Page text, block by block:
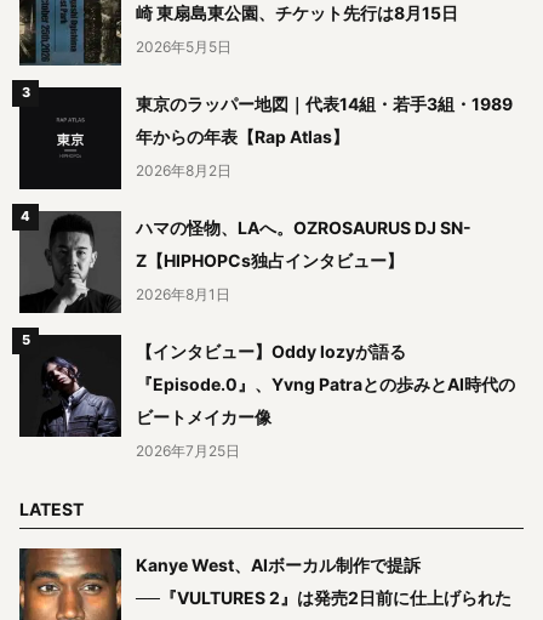
崎 東扇島東公園、チケット先行は8月15日
2026年5月5日
東京のラッパー地図｜代表14組・若手3組・1989
年からの年表【Rap Atlas】
2026年8月2日
ハマの怪物、LAへ。OZROSAURUS DJ SN-
Z【HIPHOPCs独占インタビュー】
2026年8月1日
【インタビュー】Oddy lozyが語る
『Episode.0』、Yvng Patraとの歩みとAI時代の
ビートメイカー像
2026年7月25日
LATEST
Kanye West、AIボーカル制作で提訴
──『VULTURES 2』は発売2日前に仕上げられた